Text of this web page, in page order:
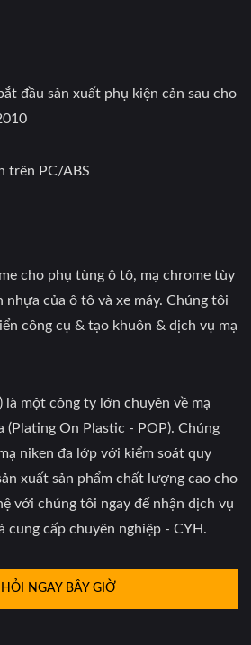
đầu sản xuất phụ kiện cản sau cho
trên PC/ABS
cho phụ tùng ô tô, mạ chrome tùy
nhựa của ô tô và xe máy. Chúng tôi
công cụ & tạo khuôn & dịch vụ mạ
là một công ty lớn chuyên về mạ
(Plating On Plastic - POP). Chúng
niken đa lớp với kiểm soát quy
xuất sản phẩm chất lượng cao cho
với chúng tôi ngay để nhận dịch vụ
cung cấp chuyên nghiệp - CYH.
HỎI NGAY BÂY GIỜ